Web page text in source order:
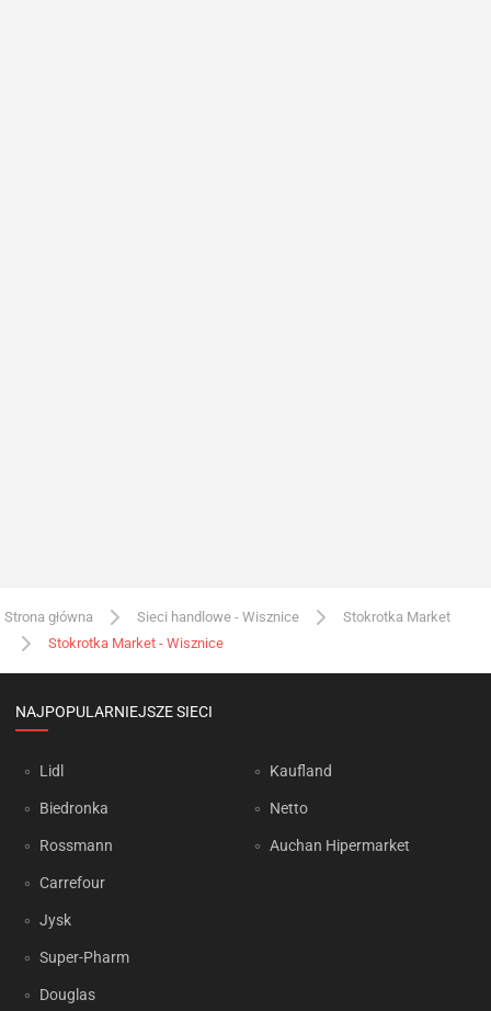
Strona główna Sieci handlowe - Wisznice
Stokrotka Market
Stokrotka Market - Wisznice
NAJPOPULARNIEJSZE SIECI
Lidl
Biedronka
Rossmann
Carrefour
Jysk
Super-Pharm
Douglas
Kaufland
Netto
Auchan Hipermarket